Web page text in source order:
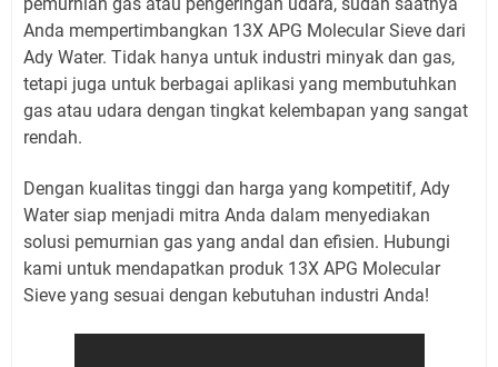
pemurnian gas atau pengeringan udara, sudah saatnya
Anda mempertimbangkan 13X APG Molecular Sieve dari
Ady Water. Tidak hanya untuk industri minyak dan gas,
tetapi juga untuk berbagai aplikasi yang membutuhkan
gas atau udara dengan tingkat kelembapan yang sangat
rendah.
Dengan kualitas tinggi dan harga yang kompetitif, Ady
Water siap menjadi mitra Anda dalam menyediakan
solusi pemurnian gas yang andal dan efisien. Hubungi
kami untuk mendapatkan produk 13X APG Molecular
Sieve yang sesuai dengan kebutuhan industri Anda!